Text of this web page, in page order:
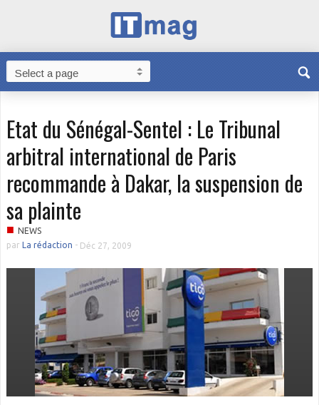
Etat du Sénégal-Sentel : Le Tribunal
arbitral international de Paris
recommande à Dakar, la suspension de
sa plainte
■ NEWS
par La rédaction - Déc 27, 2009